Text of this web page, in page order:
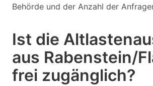
Behörde und der Anzahl der
Ist die
aus Rabenstein/
frei zugänglich?